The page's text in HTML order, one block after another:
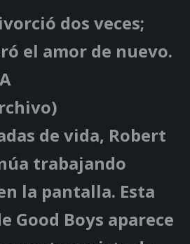
dos veces;
el amor de nuevo.
de vida, Robert
trabajando
la pantalla. Esta
Good Boys aparece